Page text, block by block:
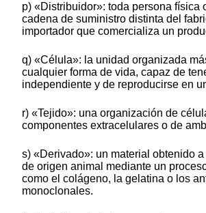
p) «Distribuidor»: toda persona física
cadena de suministro distinta del
importador que comercializa un
q) «Célula»: la unidad organizada
cualquier forma de vida, capaz de
independiente y de reproducirse en
r) «Tejido»: una organización de
componentes extracelulares o de
s) «Derivado»: un material obtenido
de origen animal mediante un
como el colágeno, la gelatina o los
monoclonales.